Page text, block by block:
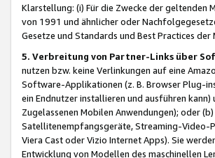
Klarstellung: (i) Für die Zwecke der geltenden
von 1991 und ähnlicher oder
Gesetze und Standards und Best Practices
5. Verbreitung von Partner-Links über
nutzen bzw. keine Verlinkungen auf eine
Software-Applikationen (z. B. Browser Plug-
ein Endnutzer installieren und ausführen
Zugelassenen Mobilen Anwendungen); oder
Satellitenempfangsgeräte, Streaming-Video-
Viera Cast oder Vizio Internet Apps). Sie
Entwicklung von Modellen des maschinellen